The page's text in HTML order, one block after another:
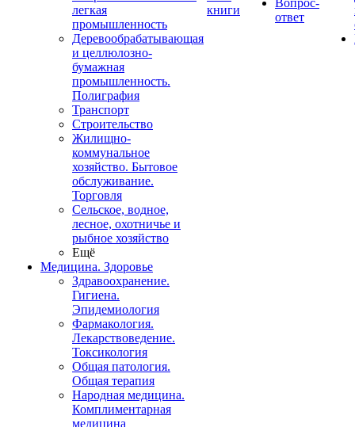
легкая
промышленность
Деревообрабатывающая
и целлюлозно-
бумажная
промышленность.
Полиграфия
Транспорт
Строительство
Жилищно-
коммунальное
хозяйство. Бытовое
обслуживание.
Торговля
Сельское, водное,
лесное, охотничье и
рыбное хозяйство
Ещё
Медицина. Здоровье
Здравоохранение.
Гигиена.
Эпидемиология
Фармакология.
Лекарствоведение.
Токсикология
Общая патология.
Общая терапия
Народная медицина.
Комплиментарная
медицина
книги
Вопрос-
ответ